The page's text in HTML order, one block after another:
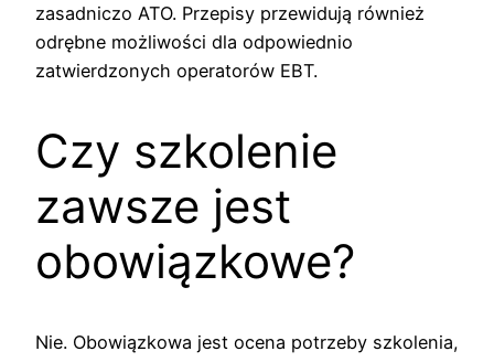
zasadniczo ATO. Przepisy przewidują również
odrębne możliwości dla odpowiednio
zatwierdzonych operatorów EBT.
Czy szkolenie
zawsze jest
obowiązkowe?
Nie. Obowiązkowa jest ocena potrzeby szkolenia,